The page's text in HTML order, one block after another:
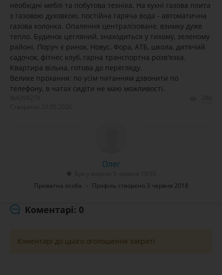
необхідні меблі та побутова техніка. На кухні газова плита
з газовою духовкою, постійна гаряча вода - автоматична
газова колонка. Опалення централізоване, взимку дуже
тепло. Будинок цегляний, знаходиться у тихому, зеленому
районі. Поруч є ринок, Новус, Фора, АТБ, школа, дитячий
садочок, фітнес клуб, гарна транспортна розв'язка.
Квартира вільна, готова до перегляду.
Велике прохання: по усім питанням дзвонити по
телефону, в чатах сидіти не маю можливості.
Олег
Приватна особа
Профіль створено 3 червня 2018
Коментарі: 0
Коментарі до цього оголошення закриті